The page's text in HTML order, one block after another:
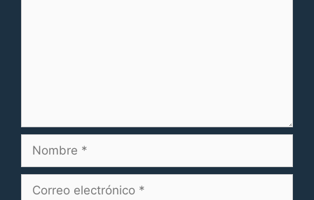
Nombre
Correo